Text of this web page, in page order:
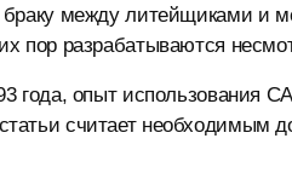
между литейщиками и
пор разрабатываются
года, опыт использования
считает необходимым